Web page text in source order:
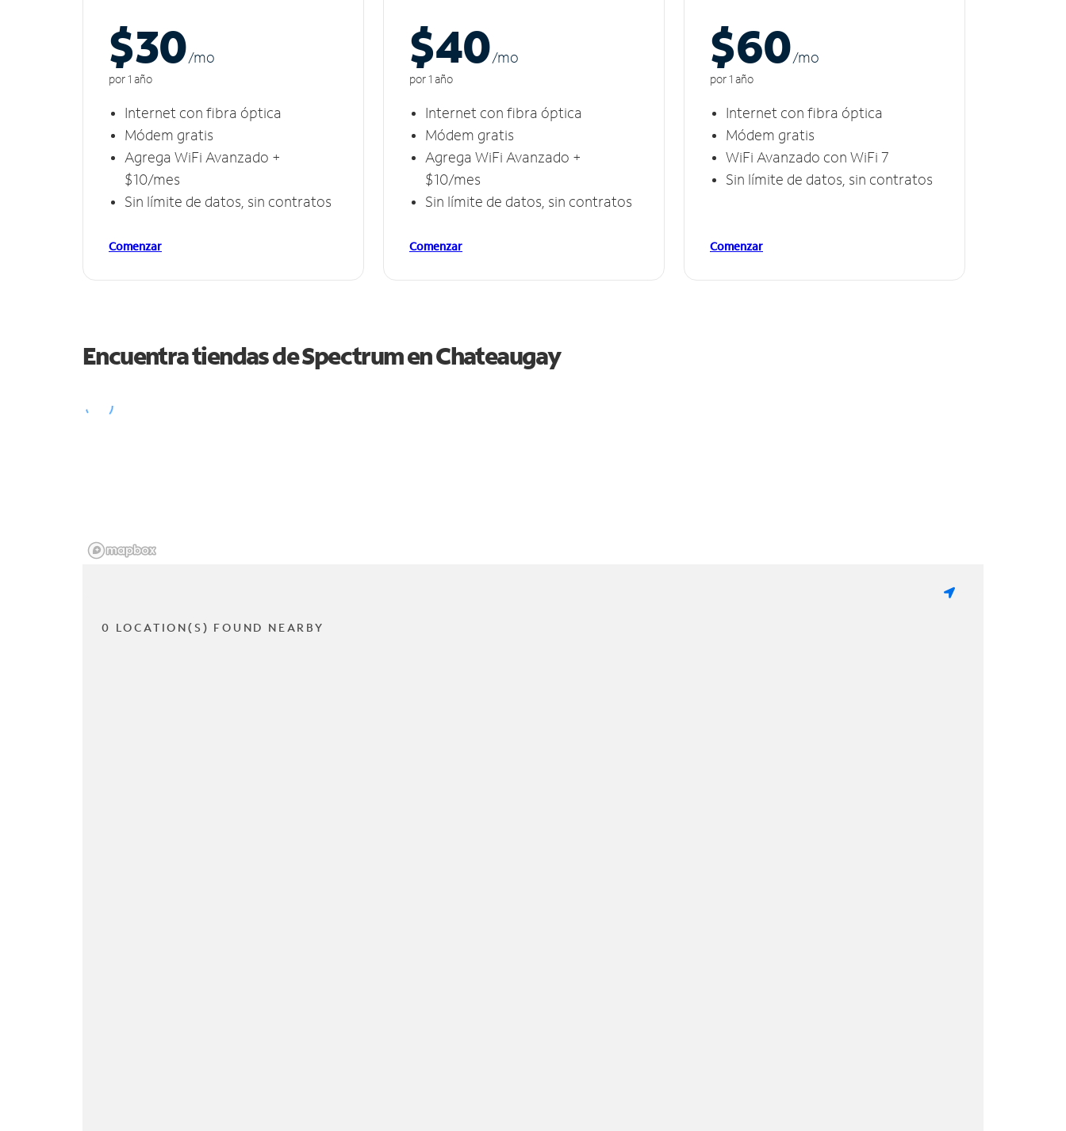
$30/mo
por 1 año
Internet con fibra óptica
Módem gratis
Agrega WiFi Avanzado +
$10/mes
Sin límite de datos, sin contratos
Comenzar
$40/mo
por 1 año
Internet con fibra óptica
Módem gratis
Agrega WiFi Avanzado +
$10/mes
Sin límite de datos, sin contratos
Comenzar
$60/mo
por 1 año
Internet con fibra óptica
Módem gratis
WiFi Avanzado con WiFi 7
Sin límite de datos, sin contratos
Comenzar
Encuentra tiendas de Spectrum enChateaugay
0 LOCATION(S) FOUND NEARBY